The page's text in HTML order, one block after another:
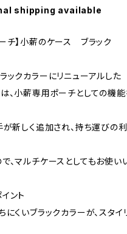
shipping available
チ】小薪のケース ブラック
ックカラーにリニューアルした
、小薪専用ポーチとしての機
が新しく追加され、持ち運びの
、マルチケースとしてもお使い
ント
にくいブラックカラーが、スタ